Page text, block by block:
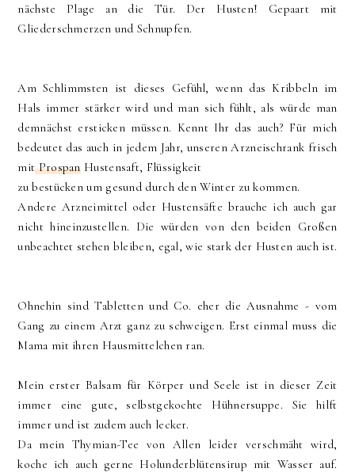
nächste Plage an die Tür. Der Husten! Gepaart mit
Gliederschmerzen und Schnupfen.
Am Schlimmsten ist dieses Gefühl, wenn das Kribbeln im
Hals immer stärker wird und man sich fühlt, als würde man
demnächst ersticken müssen. Kennt Ihr das auch? Für mich
bedeutet das auch in jedem Jahr, unseren Arzneischrank frisch
mitProspan Hustensaft, Flüssigkeit
zu bestücken um gesund durch den Winter zu kommen.
Andere Arzneimittel oder Hustensäfte brauche ich auch gar
nicht hineinzustellen. Die würden von den beiden Großen
unbeachtet stehen bleiben, egal, wie stark der Husten auch ist.
Ohnehin sind Tabletten und Co. eher die Ausnahme - vom
Gang zu einem Arzt ganz zu schweigen. Erst einmal muss die
Mama mit ihren Hausmittelchen ran.
Mein erster Balsam für Körper und Seele ist in dieser Zeit
immer eine gute, selbstgekochte Hühnersuppe. Sie hilft
immer und ist zudem auch lecker.
Da mein Thymian-Tee von Allen leider verschmäht wird,
koche ich auch gerne Holunderblütensirup mit Wasser auf.